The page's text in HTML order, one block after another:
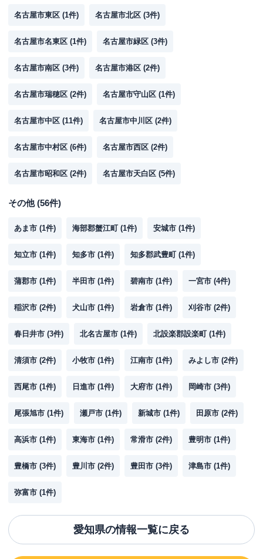
名古屋市東区 (1件) 名古屋市北区 (3件)
名古屋市名東区 (1件) 名古屋市緑区 (3件)
名古屋市南区 (3件) 名古屋市港区 (2件)
名古屋市瑞穂区 (2件) 名古屋市守山区 (1件)
名古屋市中区 (11件) 名古屋市中川区 (2件)
名古屋市中村区 (6件) 名古屋市西区 (2件)
名古屋市昭和区 (2件) 名古屋市天白区 (5件)
その他(56件)
あま市 (1件) 海部郡蟹江町 (1件) 安城市 (1件)
知立市 (1件) 知多市 (1件) 知多郡武豊町 (1件)
蒲郡市 (1件) 半田市 (1件) 碧南市 (1件) 一宮市 (4件)
稲沢市 (2件) 犬山市 (1件) 岩倉市 (1件) 刈谷市 (2件)
春日井市 (3件) 北名古屋市 (1件) 北設楽郡設楽町 (1件)
清須市 (2件) 小牧市 (1件) 江南市 (1件) みよし市 (2件)
西尾市 (1件) 日進市 (1件) 大府市 (1件) 岡崎市 (3件)
尾張旭市 (1件) 瀬戸市 (1件) 新城市 (1件) 田原市 (2件)
高浜市 (1件) 東海市 (1件) 常滑市 (2件) 豊明市 (1件)
豊橋市 (3件) 豊川市 (2件) 豊田市 (3件) 津島市 (1件)
弥富市 (1件)
愛知県の情報一覧に戻る